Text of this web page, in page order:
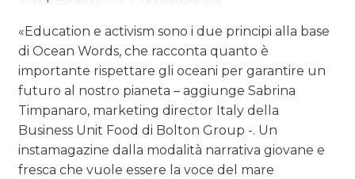
«Education e activism sono i due principi alla base
di Ocean Words, che racconta quanto è
importante rispettare gli oceani per garantire un
futuro al nostro pianeta – aggiunge Sabrina
Timpanaro, marketing director Italy della
Business Unit Food di Bolton Group -. Un
instamagazine dalla modalità narrativa giovane e
fresca che vuole essere la voce del mare